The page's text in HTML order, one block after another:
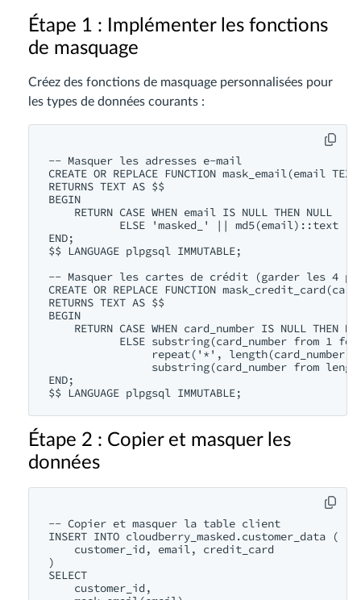
Étape 1 : Implémenter les fonctions
de masquage
Créez des fonctions de masquage personnalisées pour
les types de données courants :
-- Masquer les adresses e-mail
CREATE OR REPLACE FUNCTION mask_email(email
RETURNS TEXT AS $$
BEGIN
    RETURN CASE WHEN email IS NULL THEN NULL
ELSE 'masked_' || md5(email)::text
END;
$$ LANGUAGE plpgsql IMMUTABLE;
-- Masquer les cartes de crédit (garder les 4
CREATE OR REPLACE FUNCTION
RETURNS TEXT AS $$
BEGIN
RETURN CASE WHEN card_number IS NULL THEN
ELSE substring(card_number from 1
repeat('*', length(card_number)
substring(card_number from
END;
Étape 2 : Copier et masquer les
données
-- Copier et masquer la table client
INSERT INTO cloudberry_masked.customer_data (
    customer_id, email, credit_card
)
SELECT
    customer_id,